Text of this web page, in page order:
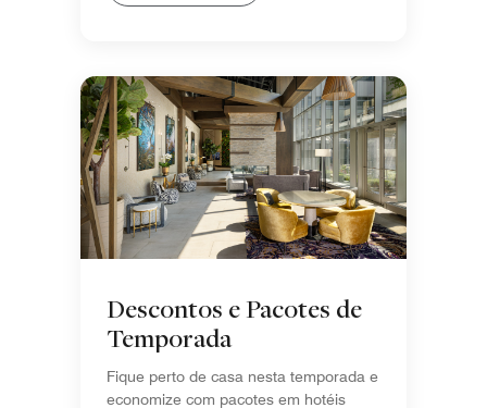
Descontos e Pacotes de
Temporada
Fique perto de casa nesta temporada e
economize com pacotes em hotéis